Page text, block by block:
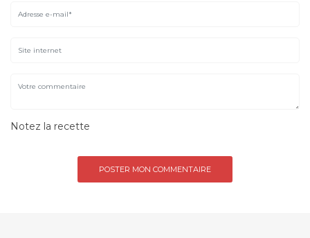
Notez la recette